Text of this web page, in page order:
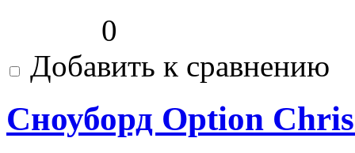
0
Добавить к сравнению
Сноуборд Option